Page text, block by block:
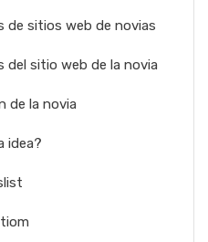
de sitios web de novias
del sitio web de la novia
de la novia
idea?